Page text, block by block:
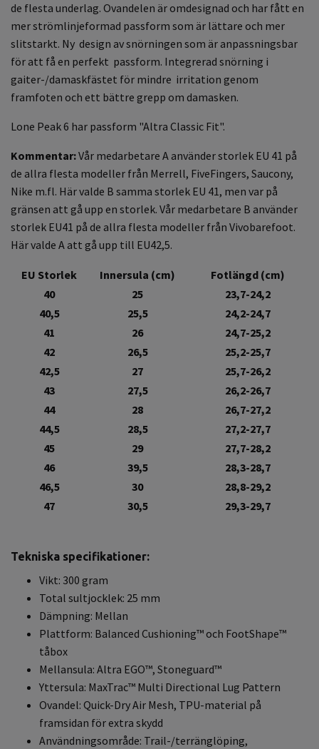
de flesta underlag. Ovandelen är omdesignad och har fått en
mer strömlinjeformad passform som är lättare och mer
slitstarkt. Ny design av snörningen som är anpassningsbar
för att få en perfekt passform. Integrerad snörning i
gaiter-/damaskfästet för mindre irritation genom
framfoten och ett bättre grepp om damasken.
Lone Peak 6 har passform "Altra Classic Fit".
Kommentar:Vår medarbetare A använder storlek EU 41 på
de allra flesta modeller från Merrell, FiveFingers, Saucony,
Nike m.fl. Här valde B samma storlek EU 41, men var på
gränsen att gå upp en storlek. Vår medarbetare B använder
storlek EU41 på de allra flesta modeller från Vivobarefoot.
Här valde A att gå upp till EU42,5.
EU Storlek Innersula (cm)
Fotlängd (cm)
40
25
23,7-24,2
40,5
25,5
24,2-24,7
41
26
24,7-25,2
42
26,5
25,2-25,7
42,5
27
25,7-26,2
43
27,5
26,2-26,7
44
28
26,7-27,2
44,5
28,5
27,2-27,7
45
29
27,7-28,2
46
39,5
28,3-28,7
46,5
30
28,8-29,2
47
30,5 29,3-29,7
Tekniska specifikationer:
Vikt: 300 gram
Total sultjocklek: 25 mm
Dämpning: Mellan
Plattform: Balanced Cushioning™ och FootShape™
tåbox
Mellansula: Altra EGO™, Stoneguard™
Yttersula: MaxTrac™ Multi Directional Lug Pattern
Ovandel: Quick-Dry Air Mesh, TPU-material på
framsidan för extra skydd
Användningsområde: Trail-/terränglöping,